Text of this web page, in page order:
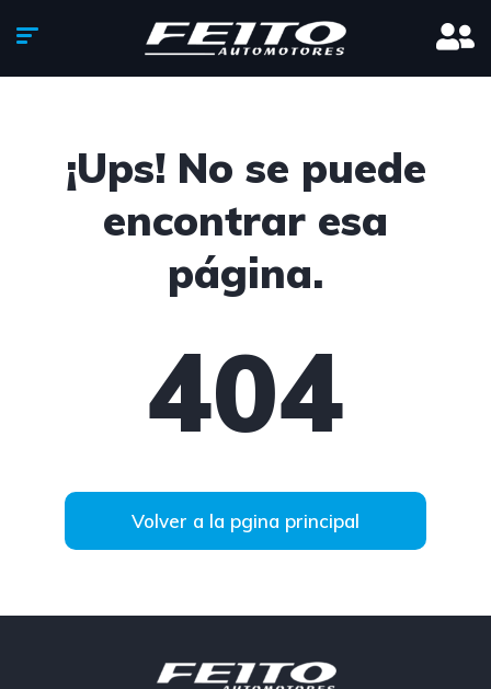
¡Ups! No se puede
encontrar esa
página.
404
Volver a la pgina principal